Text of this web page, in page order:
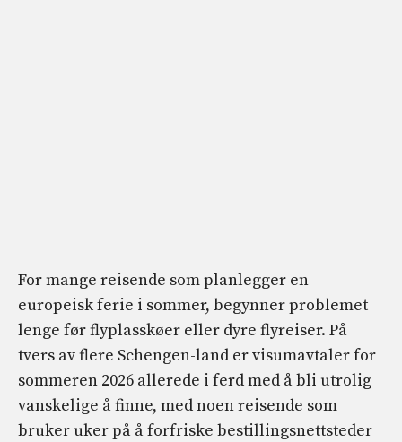
For mange reisende som planlegger en
europeisk ferie i sommer, begynner problemet
lenge før flyplasskøer eller dyre flyreiser. På
tvers av flere Schengen-land er visumavtaler for
sommeren 2026 allerede i ferd med å bli utrolig
vanskelige å finne, med noen reisende som
bruker uker på å forfriske bestillingsnettsteder